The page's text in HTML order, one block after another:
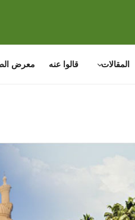
المقالات قالوا عنه معرض